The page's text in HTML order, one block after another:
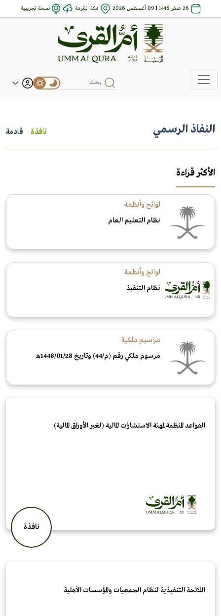
26 صفر 1448 | 09 أغسطس 2026 مكة المكرمة نسخة تجريبية
النفاذ الرسمي نافذة قادمة
الأكثر قراءة
لوائح وأنظمة
نظام التعليم العام
لوائح وأنظمة
نظام التنفيذ
مراسيم ملكية
مرسوم ملكي رقم (م/44) وتاريخ 1448/01/28هـ
القواعد المنظمة لمهنة الاستشارات المالية (لغير الأوراق المالية)
نافذة
اللائحة التنفيذية لنظام الجمعيات والمؤسسات الأهلية